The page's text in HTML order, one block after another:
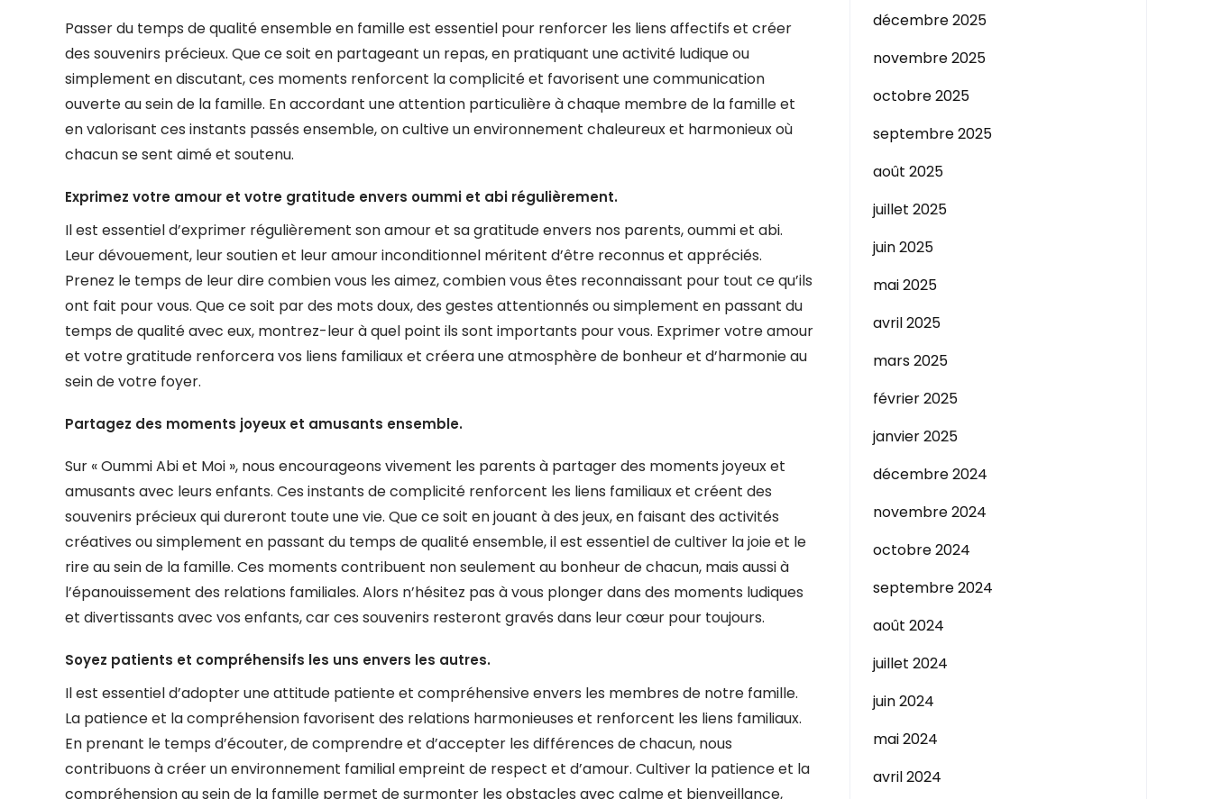
Passer du temps de qualité ensemble en famille est essentiel pour renforcer les liens affectifs et créer
des souvenirs précieux. Que ce soit en partageant un repas, en pratiquant une activité ludique ou
simplement en discutant, ces moments renforcent la complicité et favorisent une communication
ouverte au sein de la famille. En accordant une attention particulière à chaque membre de la famille et
en valorisant ces instants passés ensemble, on cultive un environnement chaleureux et harmonieux où
chacun se sent aimé et soutenu.
Exprimez votre amour et votre gratitude envers oummi et abi régulièrement.
Il est essentiel d’exprimer régulièrement son amour et sa gratitude envers nos parents, oummi et abi.
Leur dévouement, leur soutien et leur amour inconditionnel méritent d’être reconnus et appréciés.
Prenez le temps de leur dire combien vous les aimez, combien vous êtes reconnaissant pour tout ce qu’ils
ont fait pour vous. Que ce soit par des mots doux, des gestes attentionnés ou simplement en passant du
temps de qualité avec eux, montrez-leur à quel point ils sont importants pour vous. Exprimer votre amour
et votre gratitude renforcera vos liens familiaux et créera une atmosphère de bonheur et d’harmonie au
sein de votre foyer.
Partagez des moments joyeux et amusants ensemble.
Sur « Oummi Abi et Moi », nous encourageons vivement les parents à partager des moments joyeux et
amusants avec leurs enfants. Ces instants de complicité renforcent les liens familiaux et créent des
souvenirs précieux qui dureront toute une vie. Que ce soit en jouant à des jeux, en faisant des activités
créatives ou simplement en passant du temps de qualité ensemble, il est essentiel de cultiver la joie et le
rire au sein de la famille. Ces moments contribuent non seulement au bonheur de chacun, mais aussi à
l’épanouissement des relations familiales. Alors n’hésitez pas à vous plonger dans des moments ludiques
et divertissants avec vos enfants, car ces souvenirs resteront gravés dans leur cœur pour toujours.
Soyez patients et compréhensifs les uns envers les autres.
Il est essentiel d’adopter une attitude patiente et compréhensive envers les membres de notre famille.
La patience et la compréhension favorisent des relations harmonieuses et renforcent les liens familiaux.
En prenant le temps d’écouter, de comprendre et d’accepter les différences de chacun, nous
contribuons à créer un environnement familial empreint de respect et d’amour. Cultiver la patience et la
compréhension au sein de la famille permet de surmonter les obstacles avec calme et bienveillance,
décembre 2025
novembre 2025
octobre 2025
septembre 2025
août 2025
juillet 2025
juin 2025
mai 2025
avril 2025
mars 2025
février 2025
janvier 2025
décembre 2024
novembre 2024
octobre 2024
septembre 2024
août 2024
juillet 2024
juin 2024
mai 2024
avril 2024